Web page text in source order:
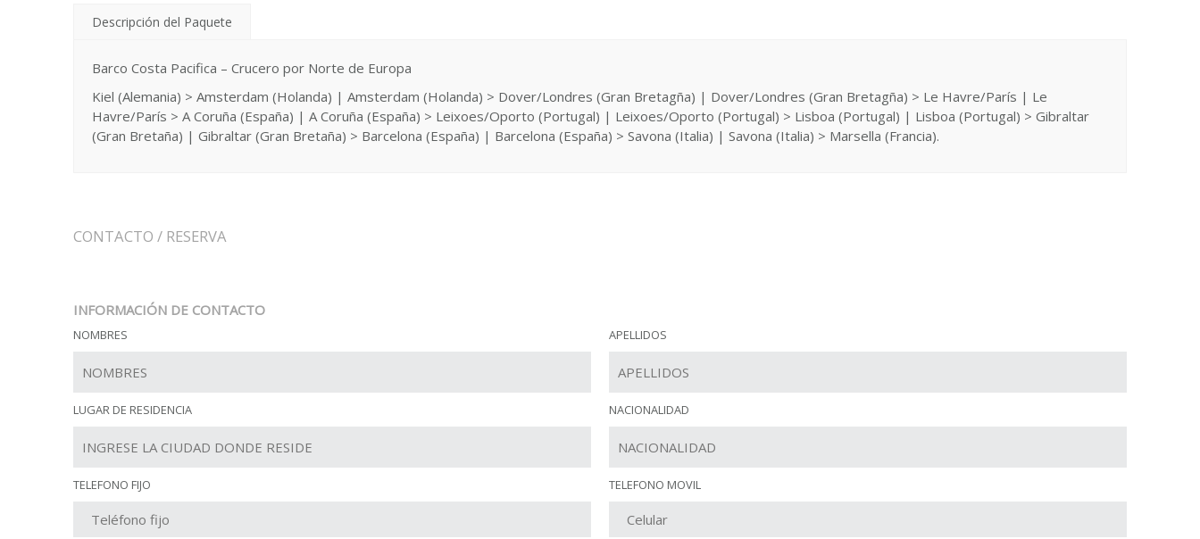
Descripción del Paquete
Barco Costa Pacifica – Crucero por Norte de Europa
Kiel (Alemania) > Amsterdam (Holanda) | Amsterdam (Holanda) > Dover/Londres (Gran Bretagña) | Dover/Londres (Gran Bretagña) > Le Havre/París | Le
Havre/París > A Coruña (España) | A Coruña (España) > Leixoes/Oporto (Portugal) | Leixoes/Oporto (Portugal) > Lisboa (Portugal) | Lisboa (Portugal) > Gibraltar
(Gran Bretaña) | Gibraltar (Gran Bretaña) > Barcelona (España) | Barcelona (España) > Savona (Italia) | Savona (Italia) > Marsella (Francia).
CONTACTO / RESERVA
INFORMACIÓN DE CONTACTO
NOMBRES APELLIDOS
LUGAR DE RESIDENCIA NACIONALIDAD
TELEFONO FIJO TELEFONO MOVIL